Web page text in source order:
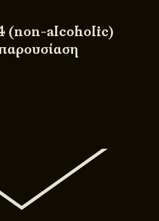
(non-alcoholic)